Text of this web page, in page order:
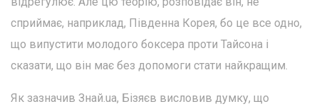
сприймає, наприклад, Південна Корея, бо це все одно,
що випустити молодого боксера проти Тайсона і
сказати, що він має без допомоги стати найкращим.
Як зазначив Знай.ua, Бізяєв висловив думку, що